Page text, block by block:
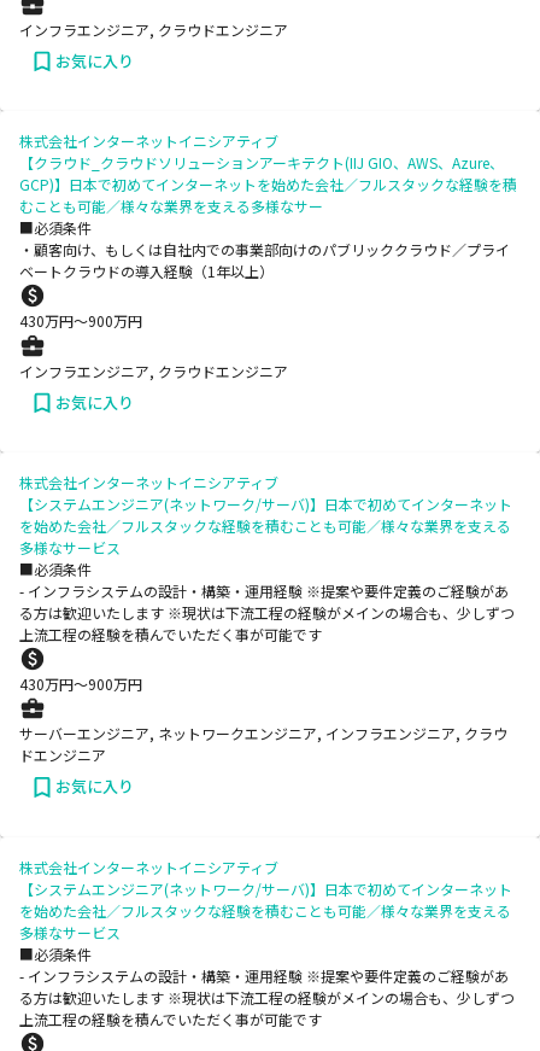
インフラエンジニア, クラウドエンジニア
お気に入り
株式会社インターネットイニシアティブ
【クラウド_クラウドソリューションアーキテクト(IIJ GIO、AWS、Azure、
GCP)】日本で初めてインターネットを始めた会社／フルスタックな経験を積
むことも可能／様々な業界を支える多様なサー
■必須条件
・顧客向け、もしくは自社内での事業部向けのパブリッククラウド／プライ
ベートクラウドの導入経験（1年以上）
430万円〜900万円
インフラエンジニア, クラウドエンジニア
お気に入り
株式会社インターネットイニシアティブ
【システムエンジニア(ネットワーク/サーバ)】日本で初めてインターネット
を始めた会社／フルスタックな経験を積むことも可能／様々な業界を支える
多様なサービス
■必須条件
- インフラシステムの設計・構築・運用経験 ※提案や要件定義のご経験があ
る方は歓迎いたします ※現状は下流工程の経験がメインの場合も、少しずつ
上流工程の経験を積んでいただく事が可能です
430万円〜900万円
サーバーエンジニア, ネットワークエンジニア, インフラエンジニア, クラウ
ドエンジニア
お気に入り
株式会社インターネットイニシアティブ
【システムエンジニア(ネットワーク/サーバ)】日本で初めてインターネット
を始めた会社／フルスタックな経験を積むことも可能／様々な業界を支える
多様なサービス
■必須条件
- インフラシステムの設計・構築・運用経験 ※提案や要件定義のご経験があ
る方は歓迎いたします ※現状は下流工程の経験がメインの場合も、少しずつ
上流工程の経験を積んでいただく事が可能です